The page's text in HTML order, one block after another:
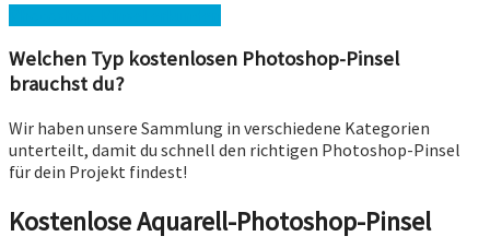
Welchen Typ kostenlosen Photoshop-Pinsel
brauchst du?
Wir haben unsere Sammlung in verschiedene Kategorien
unterteilt, damit du schnell den richtigen Photoshop-Pinsel
für dein Projekt findest!
Kostenlose Aquarell-Photoshop-Pinsel